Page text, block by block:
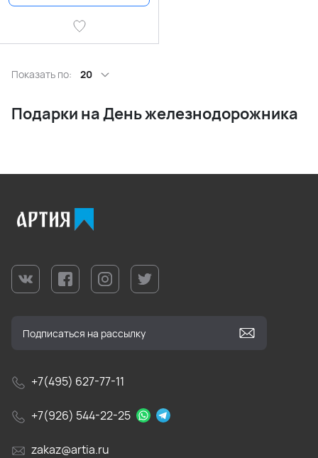
Показать по: 20
Подарки на День железнодорожника
+7(495) 627-77-11
+7(926) 544-22-25
zakaz@artia.ru